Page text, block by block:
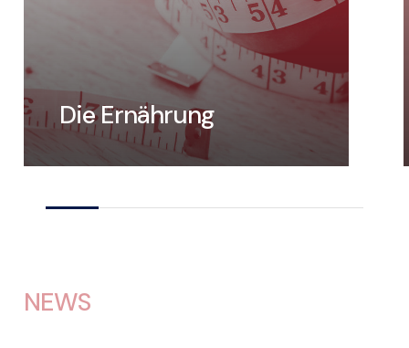
Die Ernährung
NEWS